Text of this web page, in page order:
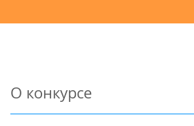
О конкурсе